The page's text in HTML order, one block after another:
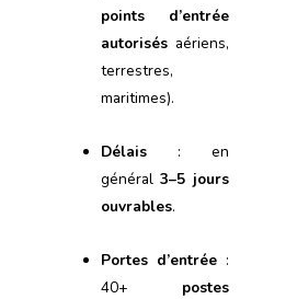
points d’entrée
autorisésaériens,
terrestres,
maritimes).
Délais: en
général3–5 jours
ouvrables.
Portes d’entrée:
40+ postes